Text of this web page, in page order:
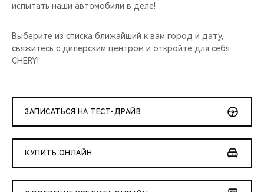
испытать наши автомобили в деле!
Выберите из списка ближайший к вам город и дату,
свяжитесь с дилерским центром и откройте для себя
CHERY!
ЗАПИСАТЬСЯ НА ТЕСТ-ДРАЙВ
КУПИТЬ ОНЛАЙН